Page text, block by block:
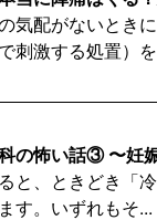
気配がないとき
刺激する処置）
の怖い話③ 〜妊
と、ときどき「
す。いずれもそ...